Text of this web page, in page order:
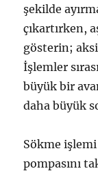
şekilde
çıkartırken,
gösterin;
İşlemler
büyük bir
daha büyük
Sökme
pompasını